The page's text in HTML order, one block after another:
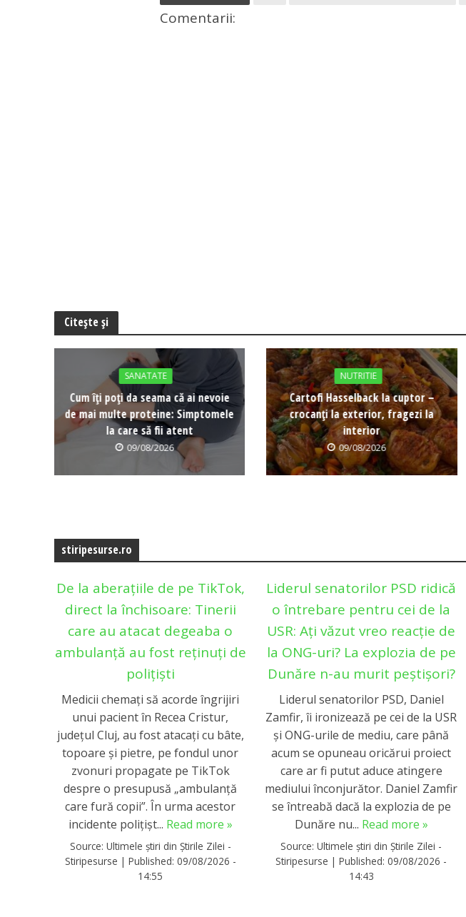
Comentarii:
Citește și
SANATATE
Cum îți poți da seama că ai nevoie
de mai multe proteine: Simptomele
la care să fii atent
09/08/2026
NUTRITIE
Cartofi Hasselback la cuptor –
crocanți la exterior, fragezi la
interior
09/08/2026
stiripesurse.ro
De la aberațiile de pe TikTok,
direct la închisoare: Tinerii
care au atacat degeaba o
ambulanță au fost reținuți de
polițiști
Medicii chemaţi să acorde îngrijiri
unui pacient în Recea Cristur,
judeţul Cluj, au fost atacaţi cu bâte,
topoare şi pietre, pe fondul unor
zvonuri propagate pe TikTok
despre o presupusă „ambulanţă
care fură copii”. În urma acestor
incidente polițișt... Read more »
Source: Ultimele știri din Știrile Zilei -
Stiripesurse | Published: 09/08/2026 -
14:55
Liderul senatorilor PSD ridică
o întrebare pentru cei de la
USR: Ați văzut vreo reacție de
la ONG-uri? La explozia de pe
Dunăre n-au murit peștișori?
Liderul senatorilor PSD, Daniel
Zamfir, îi ironizează pe cei de la USR
și ONG-urile de mediu, care până
acum se opuneau oricărui proiect
care ar fi putut aduce atingere
mediului înconjurător. Daniel Zamfir
se întreabă dacă la explozia de pe
Dunăre nu... Read more »
Source:Ultimele știri din Știrile Zilei -
Stiripesurse |Published:09/08/2026 -
14:43